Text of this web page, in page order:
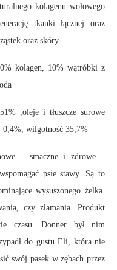
kolagenu wołowego
tkanki łącznej oraz
oraz skóry.
kolagen, 10% wątróbki z
,oleje i tłuszcze surowe
0,4%, wilgotność 35,7%
– smaczne i zdrowe –
psie stawy. Są to
wysuszonego żelka.
czy złamania. Produkt
czasu. Donner był nim
do gustu Eli, która nie
swój pasek w zębach przez